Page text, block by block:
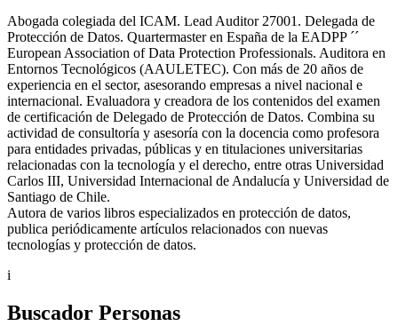
Abogada colegiada del ICAM. Lead Auditor 27001. Delegada de
Protección de Datos. Quartermaster en España de la EADPP ´´
European Association of Data Protection Professionals. Auditora en
Entornos Tecnológicos (AAULETEC). Con más de 20 años de
experiencia en el sector, asesorando empresas a nivel nacional e
internacional. Evaluadora y creadora de los contenidos del examen
de certificación de Delegado de Protección de Datos. Combina su
actividad de consultoría y asesoría con la docencia como profesora
para entidades privadas, públicas y en titulaciones universitarias
relacionadas con la tecnología y el derecho, entre otras Universidad
Carlos III, Universidad Internacional de Andalucía y Universidad de
Santiago de Chile.
Autora de varios libros especializados en protección de datos,
publica periódicamente artículos relacionados con nuevas
tecnologías y protección de datos.
i
Buscador Personas